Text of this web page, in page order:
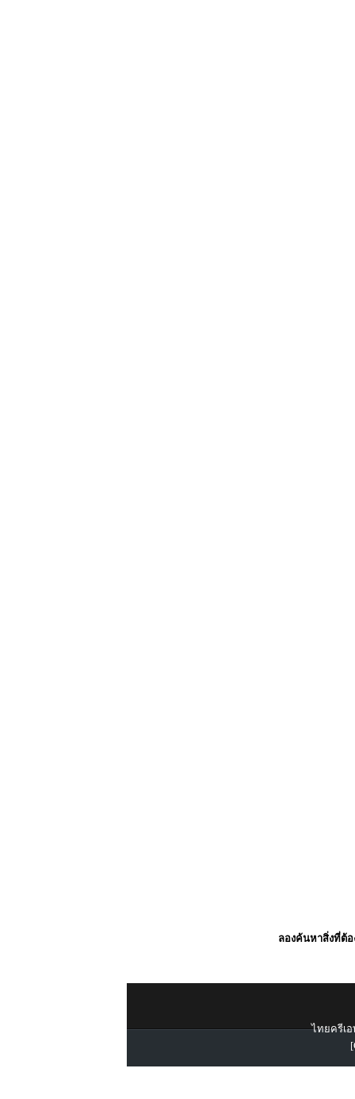
ลองค้นหาสิ่งที่ต้อ
ไทยครีเอ
[